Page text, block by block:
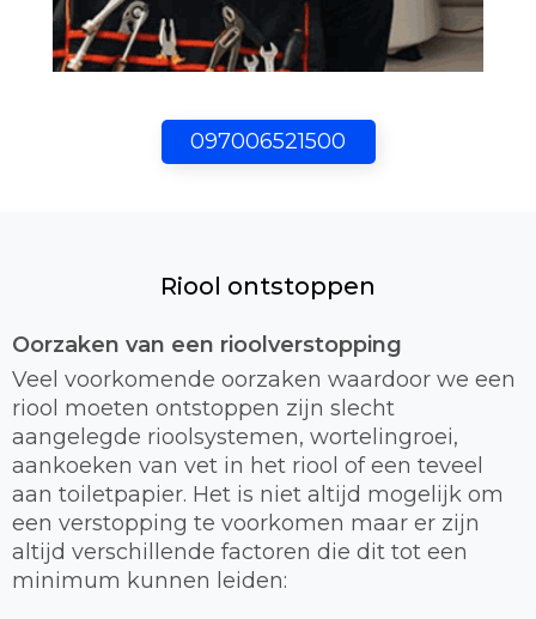
097006521500
Riool ontstoppen
Oorzaken van een rioolverstopping
Veel voorkomende oorzaken waardoor we een
riool moeten ontstoppen zijn slecht
aangelegde rioolsystemen, wortelingroei,
aankoeken van vet in het riool of een teveel
aan toiletpapier. Het is niet altijd mogelijk om
een verstopping te voorkomen maar er zijn
altijd verschillende factoren die dit tot een
minimum kunnen leiden: